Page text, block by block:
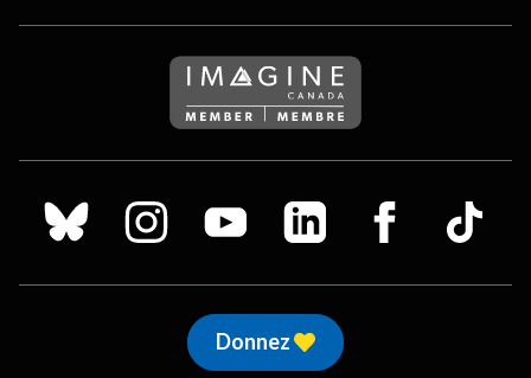
Suivez nous sur Bluesky
Suivez nous sur Instagram
Suivez nous sur Youtube
Suivez nous sur LinkedIn
Suivez nous sur
TikTok
Donnez